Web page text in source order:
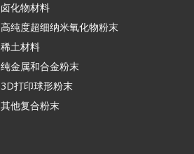
卤化物材料
高纯度超细纳米氧化物粉末
稀土材料
纯金属和合金粉末
3D打印球形粉末
其他复合粉末